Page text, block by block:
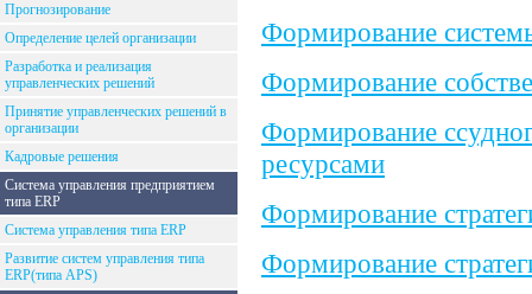
Прогнозирование
Определение целей организации
Разработка и реализация
управленческих решений
Принятие управленческих решений в
организации
Кадровые решения
Система управления предприятием
типа ERP
Система управления типа ERP
Развитие систем управления типа
ERP(типа APS)
Формирование
Формирование
Формирование
ресурсами
Формирование
Формирование